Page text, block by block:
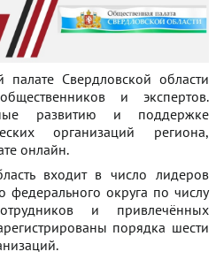
Свердловской области
и экспертов.
развитию и поддержке
организаций региона,
онлайн.
входит в число лидеров
федерального округа по числу
и привлечённых
порядка шести